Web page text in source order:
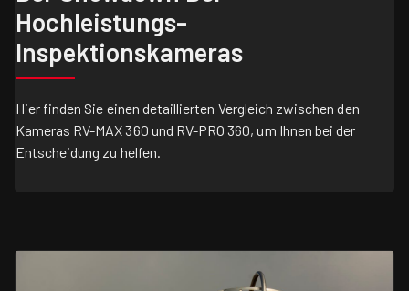
Hochleistungs-
Inspektionskameras
Hier finden Sie einen detaillierten Vergleich zwischen den
Kameras RV-MAX 360 und RV-PRO 360, um Ihnen bei der
Entscheidung zu helfen.